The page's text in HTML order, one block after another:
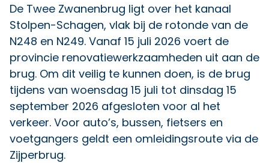
De Twee Zwanenbrug ligt over het kanaal
Stolpen-Schagen, vlak bij de rotonde van de
N248 en N249. Vanaf 15 juli 2026 voert de
provincie renovatiewerkzaamheden uit aan de
brug. Om dit veilig te kunnen doen, is de brug
tijdens van woensdag 15 juli tot dinsdag 15
september 2026 afgesloten voor al het
verkeer. Voor auto’s, bussen, fietsers en
voetgangers geldt een omleidingsroute via de
Zijperbrug.